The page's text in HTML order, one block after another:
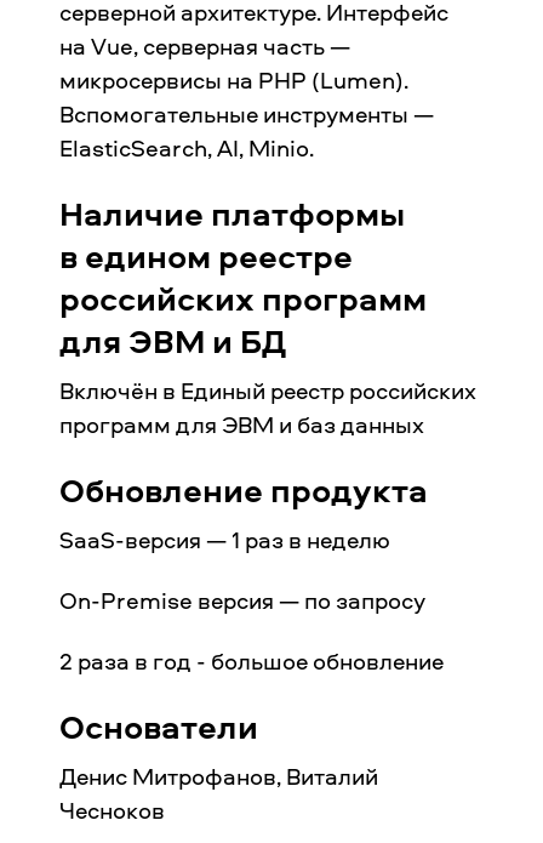
серверной архитектуре. Интерфейс
на Vue, серверная часть —
микросервисы на PHP (Lumen).
Вспомогательные инструменты —
ElasticSearch, AI, Minio.
Наличие платформы
в едином реестре
российских программ
для ЭВМ и БД
Включён в Единый реестр российских
программ для ЭВМ и баз данных
Обновление продукта
SaaS-версия — 1 раз в неделю
On-Premise версия — по запросу
2 раза в год - большое обновление
Основатели
Денис Митрофанов, Виталий
Чесноков